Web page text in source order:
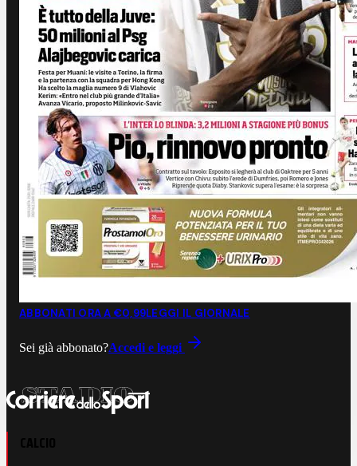
ABBONATI ORA A €0,99LEGGI IL GIORNALE
Sei già abbonato?Accedi e leggi